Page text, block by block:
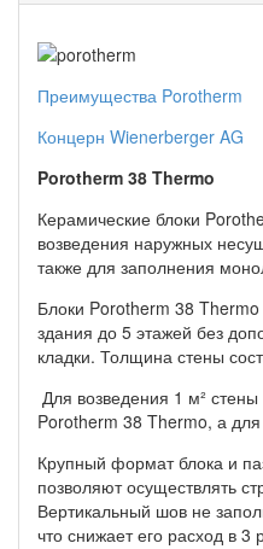
Преимущества Porotherm
Концерн Wienerberger AG
Porotherm 38 Thermo
Керамические блоки
возведения наружных
также для заполнения
Блоки Porotherm 38 Thermo
здания до 5 этажей без
кладки. Толщина стены
Для возведения 1 м² стены
Porotherm 38 Thermo, а
Крупный формат блока и
позволяют осуществлять
Вертикальный шов не
что снижает его расход в 3